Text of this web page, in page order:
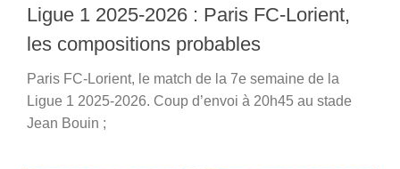
Ligue 1 2025-2026 : Paris FC-Lorient,
les compositions probables
Paris FC-Lorient, le match de la 7e semaine de la
Ligue 1 2025-2026. Coup d’envoi à 20h45 au stade
Jean Bouin ;